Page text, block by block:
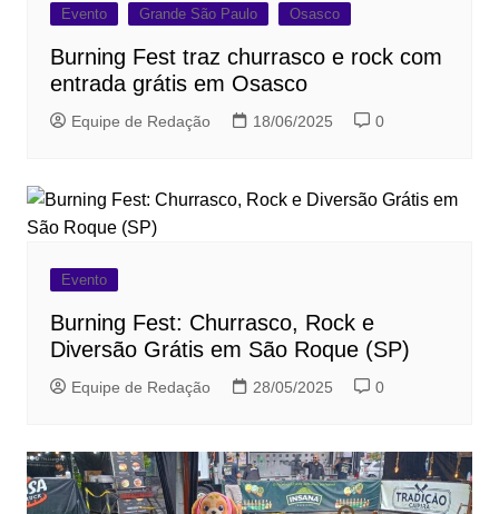
Evento Grande São Paulo Osasco
Burning Fest traz churrasco e rock com
entrada grátis em Osasco
Equipe de Redação 18/06/2025 0
Evento
Burning Fest: Churrasco, Rock e
Diversão Grátis em São Roque (SP)
Equipe de Redação 28/05/2025 0